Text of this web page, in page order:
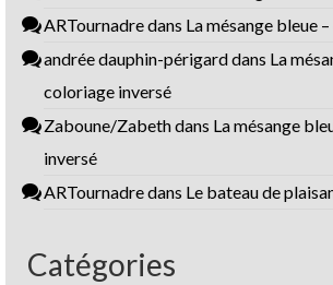
ARTournadredans La mésange bleue
andrée dauphin-périgarddans La
coloriage inversé
Zaboune/Zabethdans La mésange
inversé
ARTournadredans Le bateau de
Catégories